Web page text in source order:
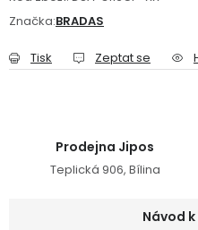
Podmínky ochrany
Značka:BRADAS
Tisk Zeptat se
Prodejna Jipos
Teplická 906, Bílina
Návod